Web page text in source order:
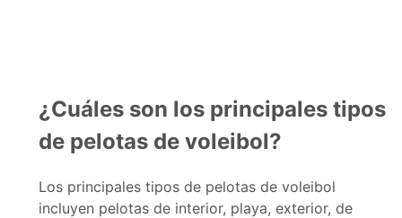
¿Cuáles son los principales tipos
de pelotas de voleibol?
Los principales tipos de pelotas de voleibol
incluyen pelotas de interior, playa, exterior, de